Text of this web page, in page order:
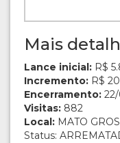
Mais
Lance inicial: R$
Incremento: R$
Encerramento:
Visitas: 882
Local: MATO
Status: